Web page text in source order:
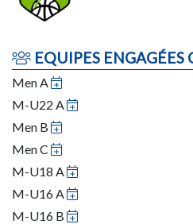
EQUIPES ENGAGÉES
Men A
M-U22 A
Men B
Men C
M-U18 A
M-U16 A
M-U16 B